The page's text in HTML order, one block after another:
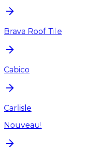
Brava Roof Tile
Cabico
Carlisle
Nouveau!